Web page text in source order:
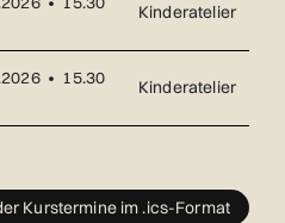
Kinderatelier
• 15.30
Kinderatelier
Kurstermine im .ics-Format